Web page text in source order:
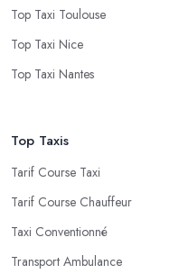
Top Taxi Toulouse
Top Taxi Nice
Top Taxi Nantes
Top Taxis
Tarif Course Taxi
Tarif Course Chauffeur
Taxi Conventionné
Transport Ambulance